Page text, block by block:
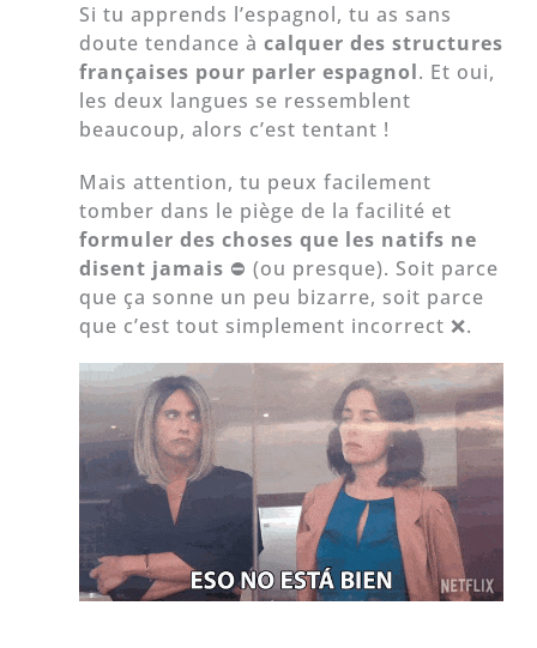
Si tu apprends l’espagnol, tu as sans
doute tendance àcalquer des structures
françaises pour parler espagnol. Et oui,
les deux langues se ressemblent
beaucoup, alors c’est tentant !
Mais attention, tu peux facilement
tomber dans le piège de la facilité et
formuler des choses que les natifs ne
disent jamais ⛔ (ou presque). Soit parce
que ça sonne un peu bizarre, soit parce
que c’est tout simplement incorrect ❌.